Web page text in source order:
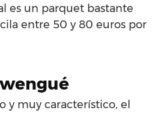
es un parquet bastante
entre 50 y 80 euros por
y muy característico, el